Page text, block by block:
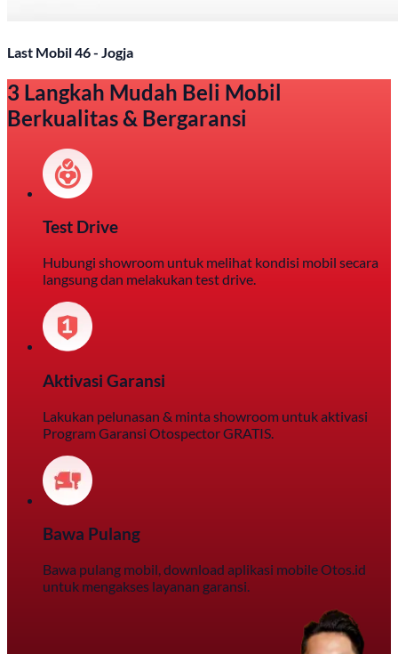
Last Mobil 46 - Jogja
3 Langkah Mudah Beli Mobil
Berkualitas & Bergaransi
Test Drive
Hubungi showroom untuk melihat kondisi mobil secara
langsung dan melakukan test drive.
Aktivasi Garansi
Lakukan pelunasan & minta showroom untuk aktivasi
Program Garansi Otospector GRATIS.
Bawa Pulang
Bawa pulang mobil, download aplikasi mobile Otos.id
untuk mengakses layanan garansi.